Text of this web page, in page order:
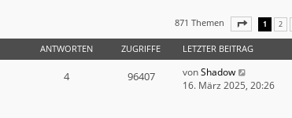
871 Themen SEITE VON
1 2
ANTWORTEN ZUGRIFFE LETZTER BEITRAG
4 96407 vonShadow
16. März 2025, 20:26